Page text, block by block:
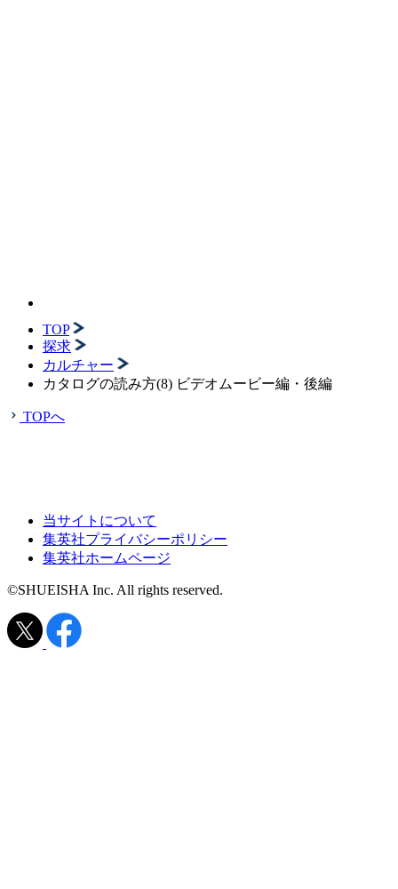
TOP
探求
カルチャー
カタログの読み方(8) ビデオムービー編・後編
TOPへ
当サイトについて
集英社プライバシーポリシー
集英社ホームページ
©SHUEISHA Inc. All rights reserved.